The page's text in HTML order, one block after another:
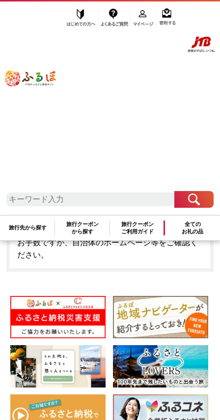
ふるぽ JTBのふるさと納税サイト
旅行先から探す
旅行クーポン
から探す
旅行クーポン
ご利用ガイド
全ての
お礼の品
「兵庫県明石市」はふるぽからお申込みをすること
はできません。
お手数ですが、自治体のホームページ等をご確認く
ださい。